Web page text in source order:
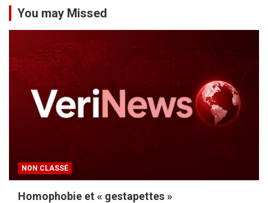
You may Missed
NON CLASSÉ
Homophobie et « gestapettes »